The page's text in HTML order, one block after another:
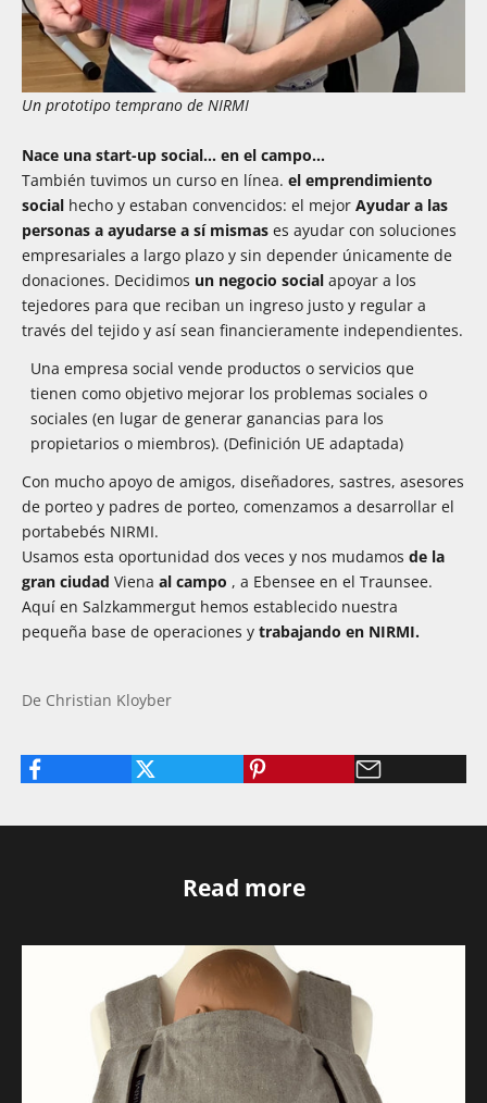
Un prototipo temprano de NIRMI
Nace una start-up social... en el campo...
También tuvimos un curso en línea. el emprendimiento
social hecho y estaban convencidos: el mejor Ayudar a las
personas a ayudarse a sí mismas es ayudar con soluciones
empresariales a largo plazo y sin depender únicamente de
donaciones. Decidimos un negocio social apoyar a los
tejedores para que reciban un ingreso justo y regular a
través del tejido y así sean financieramente independientes.
Una empresa social vende productos o servicios que
tienen como objetivo mejorar los problemas sociales o
sociales (en lugar de generar ganancias para los
propietarios o miembros). (Definición UE adaptada)
Con mucho apoyo de amigos, diseñadores, sastres, asesores
de porteo y padres de porteo, comenzamos a desarrollar el
portabebés NIRMI.
Usamos esta oportunidad dos veces y nos mudamos de la
gran ciudad Viena al campo , a Ebensee en el Traunsee.
Aquí en Salzkammergut hemos establecido nuestra
pequeña base de operaciones y trabajando en NIRMI.
De Christian Kloyber
Read more